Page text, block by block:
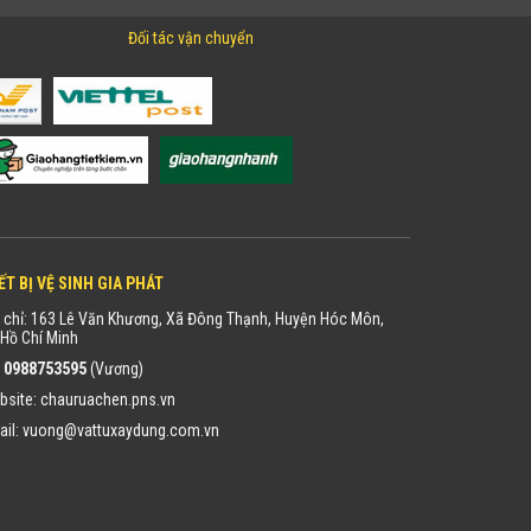
Đối tác vận chuyển
BỊ VỆ SINH GIA PHÁT
163 Lê Văn Khương, Xã Đông Thạnh, Huyện Hóc Môn,
Chí Minh
0988753595(Vương)
chauruachen.pns.vn
vuong@vattuxaydung.com.vn